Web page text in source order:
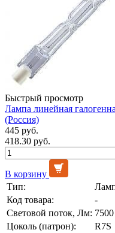
Быстрый просмотр
Лампа линейная
(Россия)
445 руб.
418.30 руб.
В корзину
Тип:
Код товара:
-
Световой поток, Лм: 7500
Цоколь (патрон):
R7S